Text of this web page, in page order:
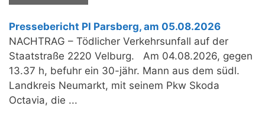
Pressebericht PI Parsberg, am 05.08.2026
NACHTRAG – Tödlicher Verkehrsunfall auf der
Staatstraße 2220 Velburg. Am 04.08.2026, gegen
13.37 h, befuhr ein 30-jähr. Mann aus dem südl.
Landkreis Neumarkt, mit seinem Pkw Skoda
Octavia, die ...